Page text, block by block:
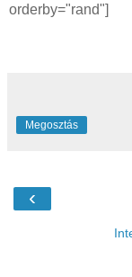
orderby="rand"]
Megosztás
‹